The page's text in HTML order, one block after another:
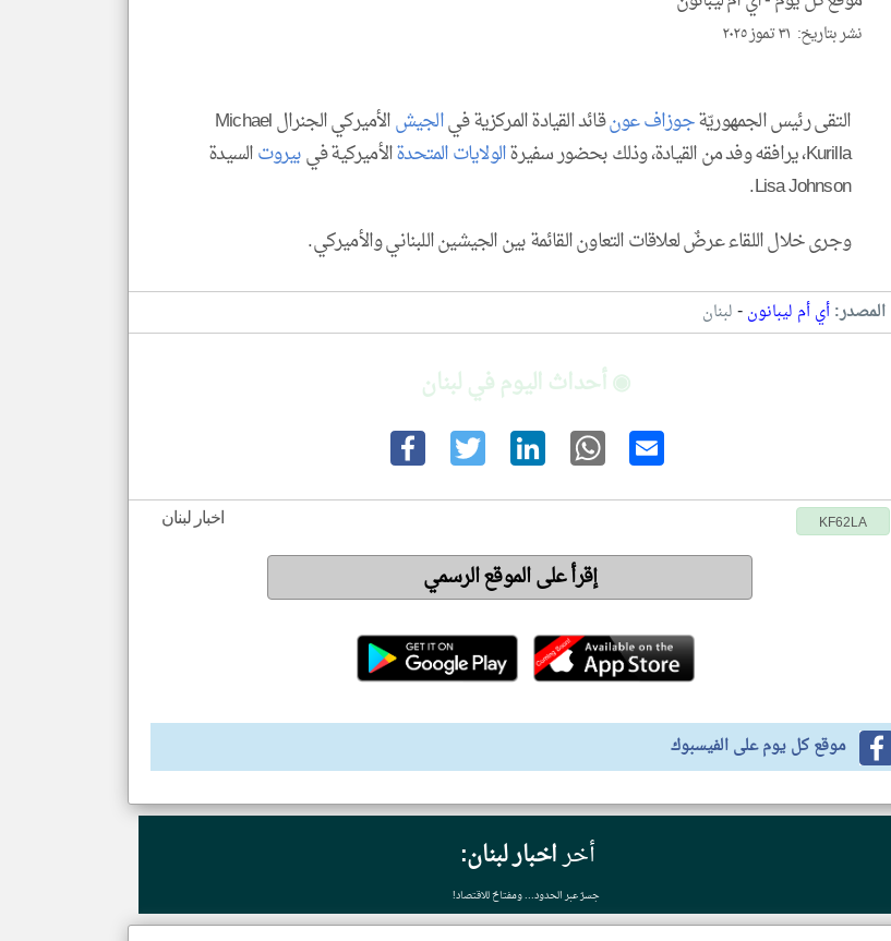
نشر بتاريخ: ٣١ تموز ٢٠٢٥
التقى رئيس الجمهوريّةجوزاف عونقائد القيادة المركزية فيالجيش
الأميركي الجنرال Michael
Kurilla، يرافقه وفد من القيادة، وذلك بحضور سفيرة
الولايات المتحدةالأميركية فيبيروتالسيدة
Lisa Johnson.
وجرى خلال اللقاء عرضٌ لعلاقات التعاون القائمة بين الجيشين اللبناني والأميركي.
المصدر:أي أم ليبانون-لبنان
◉ أحداث اليوم في لبنان
اخبار لبنان KF62LA
إقرأ على الموقع الرسمي
موقع كل يوم على الفيسبوك
أخراخبار لبنان:
جسرٌ عبر الحدود... ومفتاحٌ للاقتصاد!